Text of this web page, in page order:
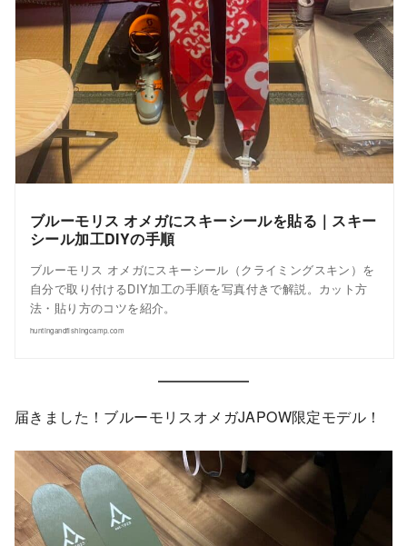
ブルーモリス オメガにスキーシールを貼る｜スキー
シール加工DIYの手順
ブルーモリス オメガにスキーシール（クライミングスキン）を
自分で取り付けるDIY加工の手順を写真付きで解説。カット方
法・貼り方のコツを紹介。
huntingandfishingcamp.com
届きました！ブルーモリスオメガJAPOW限定モデル！